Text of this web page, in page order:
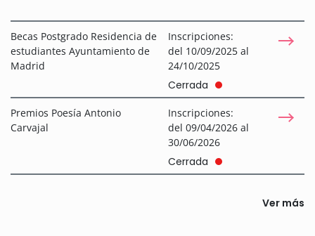
Becas Postgrado Residencia de
estudiantes Ayuntamiento de
Madrid
Inscripciones:
del 10/09/2025 al
24/10/2025
Cerrada
Premios Poesía Antonio
Carvajal
Inscripciones:
del 09/04/2026 al
30/06/2026
Cerrada
Ver más